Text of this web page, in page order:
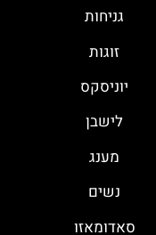
גניחות
זוגות
יוניסקס
לישבן
מענג
נשים
סאדומאזו